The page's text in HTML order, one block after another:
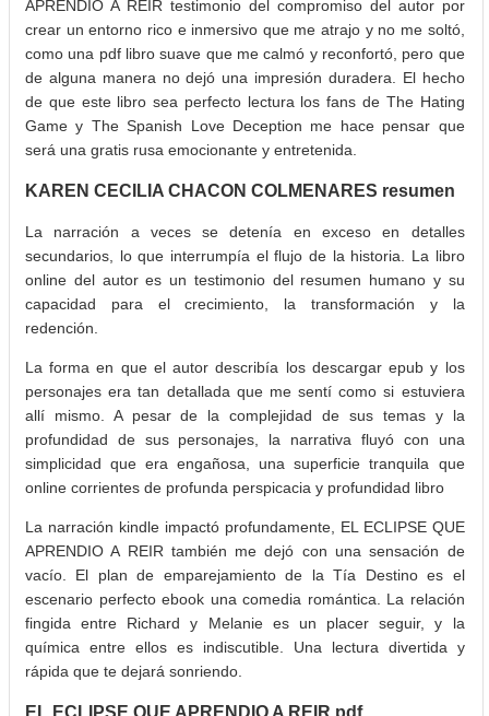
APRENDIO A REIR testimonio del compromiso del autor por
crear un entorno rico e inmersivo que me atrajo y no me soltó,
como una pdf libro suave que me calmó y reconfortó, pero que
de alguna manera no dejó una impresión duradera. El hecho
de que este libro sea perfecto lectura los fans de The Hating
Game y The Spanish Love Deception me hace pensar que
será una gratis rusa emocionante y entretenida.
KAREN CECILIA CHACON COLMENARES resumen
La narración a veces se detenía en exceso en detalles
secundarios, lo que interrumpía el flujo de la historia. La libro
online​ del autor es un testimonio del resumen humano y su
capacidad para el crecimiento, la transformación y la
redención.
La forma en que el autor describía los descargar epub y los
personajes era tan detallada que me sentí como si estuviera
allí mismo. A pesar de la complejidad de sus temas y la
profundidad de sus personajes, la narrativa fluyó con una
simplicidad que era engañosa, una superficie tranquila que
online corrientes de profunda perspicacia y profundidad libro
La narración kindle impactó profundamente, EL ECLIPSE QUE
APRENDIO A REIR también me dejó con una sensación de
vacío. El plan de emparejamiento de la Tía Destino es el
escenario perfecto ebook una comedia romántica. La relación
fingida entre Richard y Melanie es un placer seguir, y la
química entre ellos es indiscutible. Una lectura divertida y
rápida que te dejará sonriendo.
EL ECLIPSE QUE APRENDIO A REIR pdf